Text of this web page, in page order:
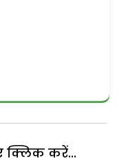
क्लिक करें...